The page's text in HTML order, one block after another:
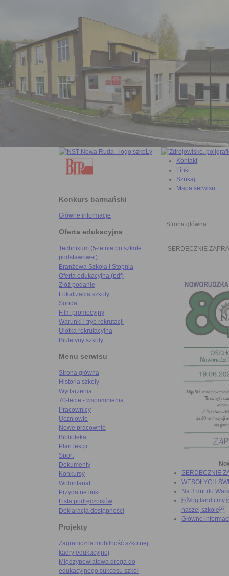
Konkurs barmański
Główne informacje
Oferta edukacyjna
Technikum (5-letnie po szkole
podstawowej)
Branżowa Szkoła I Stopnia
Oferta edukacyjna (pdf)
Złóż podanie
Lokalizacja szkoły
Sonda
Film promocyjny
Warunki i tryb rekrutacji
Ulotka rekrutacyjna
Biuletyny szkoły
Menu serwisu
Strona główna
Historia szkoły
Wydarzenia
70-lecie - wspomnienia
Pracownicy
Uczniowie
Nowe pracownie
Biblioteka
Plan lekcji
Sport
Dokumenty
Konkursy
Wolontariat
Przydatne linki
Lista podręczników
Deklaracja dostępności
Projekty
Zagraniczna mobilność szkolnej
kadry edukacyjnej
Międzypowiatowa droga do
edukacyjnego sukcesu szkół
Kontakt
Linki
Szukaj
Mapa serwisu
Strona główna
SERDECZNIE
SERDECZNIE
WESOŁYCH
Na 3 dni do
Vogtland i my
naszej szkole
Główne